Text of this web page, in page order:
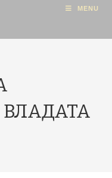
MENU